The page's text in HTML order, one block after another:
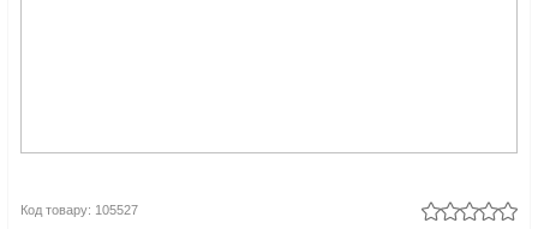
Код товару: 105527